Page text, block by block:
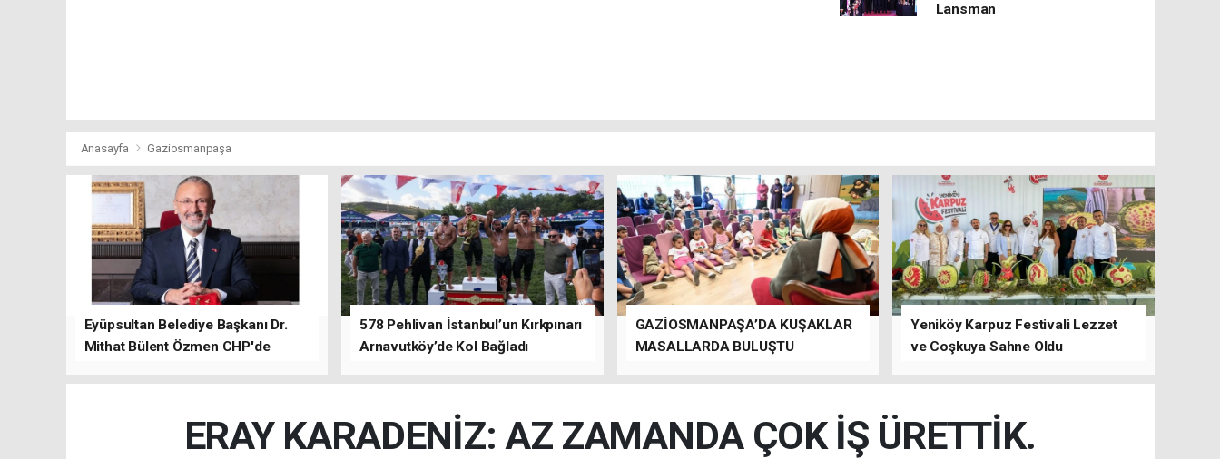
Lansman
Anasayfa Gaziosmanpaşa
Eyüpsultan Belediye Başkanı Dr.
Mithat Bülent Özmen CHP'de
578 Pehlivan İstanbul’un Kırkpınarı
Arnavutköy’de Kol Bağladı
GAZİOSMANPAŞA’DA KUŞAKLAR
MASALLARDA BULUŞTU
Yeniköy Karpuz Festivali Lezzet
ve Coşkuya Sahne Oldu
ERAY KARADENİZ: AZ ZAMANDA ÇOK İŞ ÜRETTİK.